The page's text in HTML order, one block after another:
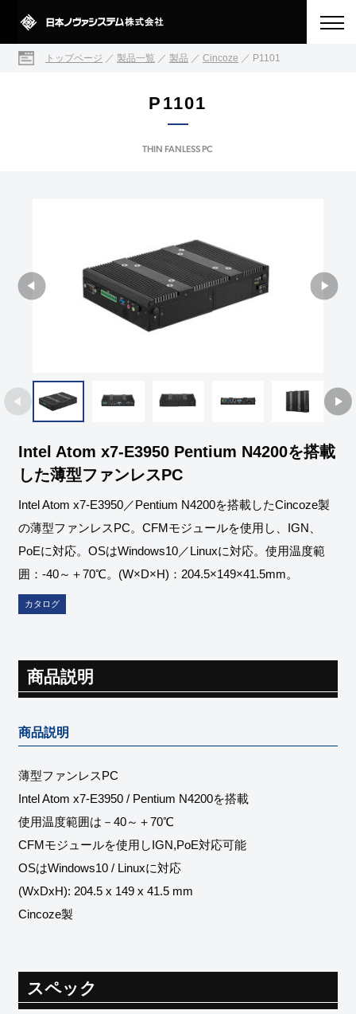
トップページ ／ 製品一覧 ／ 製品 ／ Cincoze ／ P1101
P1101
THIN FANLESS PC
Intel Atom x7-E3950 Pentium N4200を搭載
した薄型ファンレスPC
Intel Atom x7-E3950／Pentium N4200を搭載したCincoze製
の薄型ファンレスPC。CFMモジュールを使用し、IGN、
PoEに対応。OSはWindows10／Linuxに対応。使用温度範
囲：-40～＋70℃。(W×D×H)：204.5×149×41.5mm。
カタログ
商品説明
商品説明
薄型ファンレスPC
Intel Atom x7-E3950 / Pentium N4200を搭載
使用温度範囲は－40～＋70℃
CFMモジュールを使用しIGN,PoE対応可能
OSはWindows10 / Linuxに対応
(WxDxH): 204.5 x 149 x 41.5 mm
Cincoze製
スペック